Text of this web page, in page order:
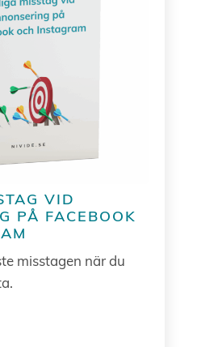
VID
PÅ FACEBOOK
misstagen när du